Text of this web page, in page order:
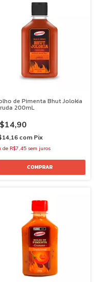
de Pimenta Bhut Jolokia
200mL
com Pix
de R$7,45 sem juros